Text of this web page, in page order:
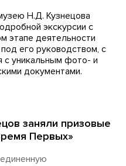
Н.Д. Кузнецова
экскурсии с
этапе деятельности
его руководством, с
с уникальным фото- и
документами.
заняли призовые
Первых»